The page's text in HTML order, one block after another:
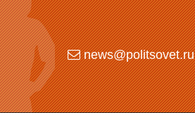
news@politsovet.ru